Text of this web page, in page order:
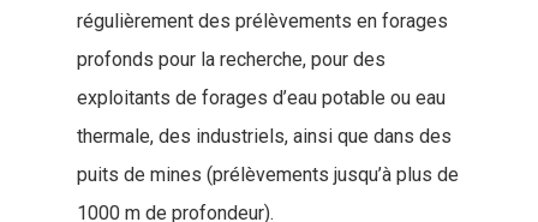
régulièrement des prélèvements en forages
profonds pour la recherche, pour des
exploitants de forages d’eau potable ou eau
thermale, des industriels, ainsi que dans des
puits de mines (prélèvements jusqu’à plus de
1000 m de profondeur).